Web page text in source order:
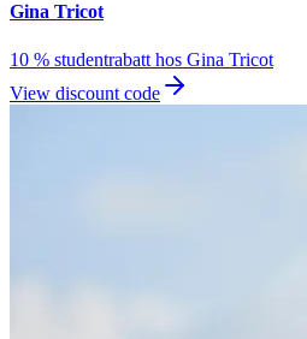
Gina Tricot
10 % studentrabatt hos Gina Tricot
View discount code